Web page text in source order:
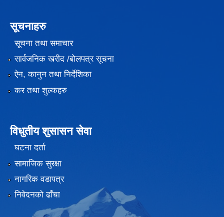
सूचनाहरु
सूचना तथा समाचार
सार्वजनिक खरीद /बोलपत्र सूचना
ऐन, कानुन तथा निर्देशिका
कर तथा शुल्कहरु
विधुतीय शुसासन सेवा
घटना दर्ता
सामाजिक सुरक्षा
नागरिक वडापत्र
निवेदनको ढाँचा